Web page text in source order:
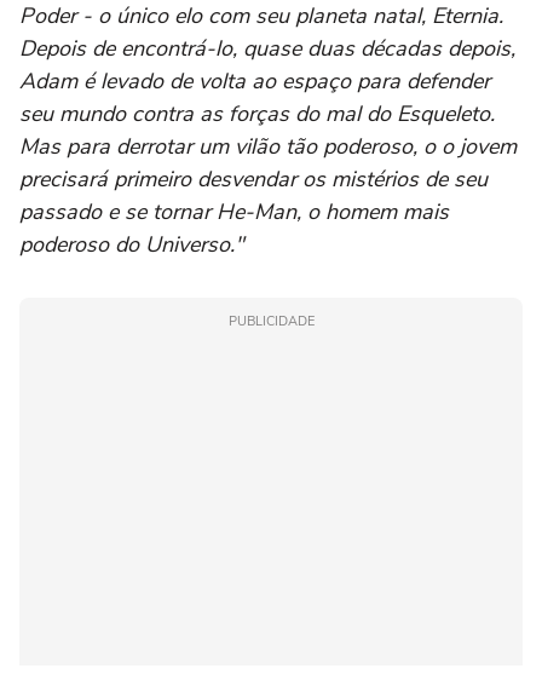
Poder - o único elo com seu planeta natal, Eternia.
Depois de encontrá-lo, quase duas décadas depois,
Adam é levado de volta ao espaço para defender
seu mundo contra as forças do mal do Esqueleto.
Mas para derrotar um vilão tão poderoso, o o jovem
precisará primeiro desvendar os mistérios de seu
passado e se tornar He-Man, o homem mais
poderoso do Universo."
PUBLICIDADE